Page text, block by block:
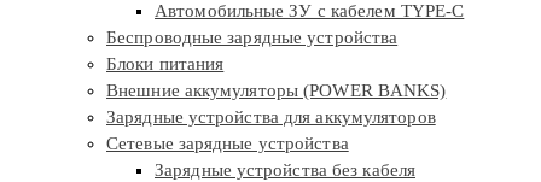
Автомобильные ЗУ с кабелем TYPE-C
Беспроводные зарядные устройства
Блоки питания
Внешние аккумуляторы (POWER BANKS)
Зарядные устройства для аккумуляторов
Сетевые зарядные устройства
Зарядные устройства без кабеля